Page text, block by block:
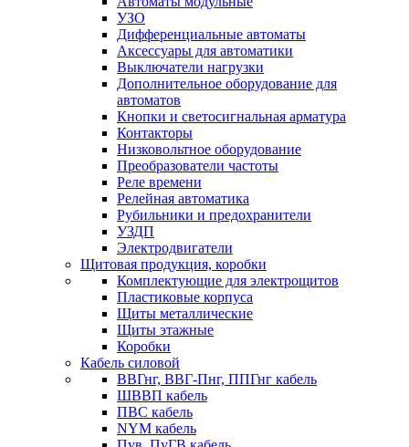
УЗО
Дифференциальные автоматы
Аксессуары для автоматики
Выключатели нагрузки
Дополнительное оборудование для
автоматов
Кнопки и светосигнальная арматура
Контакторы
Низковольтное оборудование
Преобразователи частоты
Реле времени
Релейная автоматика
Рубильники и предохранители
УЗДП
Электродвигатели
Щитовая продукция, коробки
Комплектующие для электрощитов
Пластиковые корпуса
Щиты металлические
Щиты этажные
Коробки
Кабель силовой
ВВГнг, ВВГ-Пнг, ППГнг кабель
ШВВП кабель
ПВС кабель
NYM кабель